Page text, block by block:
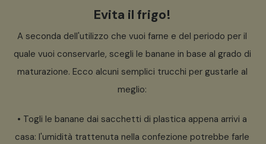
Evita il frigo!
A seconda dell'utilizzo che vuoi farne e del periodo per il
quale vuoi conservarle, scegli le banane in base al grado di
maturazione. Ecco alcuni semplici trucchi per gustarle al
meglio:
• Togli le banane dai sacchetti di plastica appena arrivi a
casa: l'umidità trattenuta nella confezione potrebbe farle